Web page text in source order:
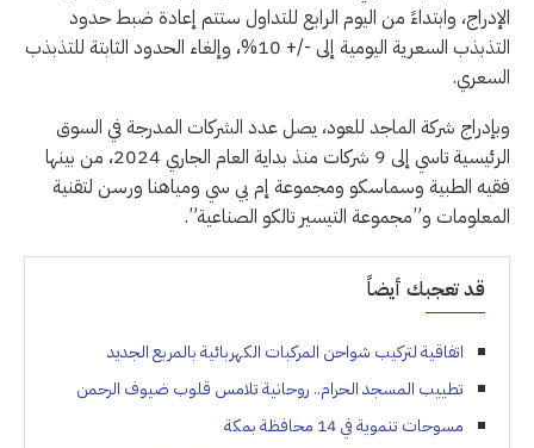
الإدراج، وابتداءً من اليوم الرابع للتداول ستتم إعادة ضبط حدود
التذبذب السعرية اليومية إلى -/+ 10%، وإلغاء الحدود الثابتة للتذبذب
السعري.
وبإدراج شركة الماجد للعود، يصل عدد الشركات المدرجة في السوق
الرئيسية تاسي إلى 9 شركات منذ بداية العام الجاري 2024، من بينها
فقيه الطبية وسماسكو ومجموعة إم بي سي ومياهنا ورسن لتقنية
المعلومات و”مجموعة التيسير تالكو الصناعية”.
قد تعجبك أيضاً
اتفاقية لتركيب شواحن المركبات الكهربائية بالمربع الجديد
تطييب المسجد الحرام.. روحانية تلامس قلوب ضيوف الرحمن
مسوحات تنموية في 14 محافظة بمكة